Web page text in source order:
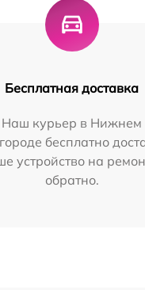
Бесплатная доставка
Наш курьер в Нижнем
бесплатно
устройство на
обратно.